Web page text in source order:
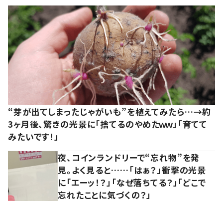
“芽が出てしまったじゃがいも”を植えてみたら…→約
3ヶ月後、驚きの光景に「捨てるのやめたｗｗ」「育てて
みたいです！」
夜、コインランドリーで“忘れ物”を発
見。よく見ると……「はぁ？」衝撃の光景
に「エーッ！？」「なぜ落ちてる？」「どこで
忘れたことに気づくの？」